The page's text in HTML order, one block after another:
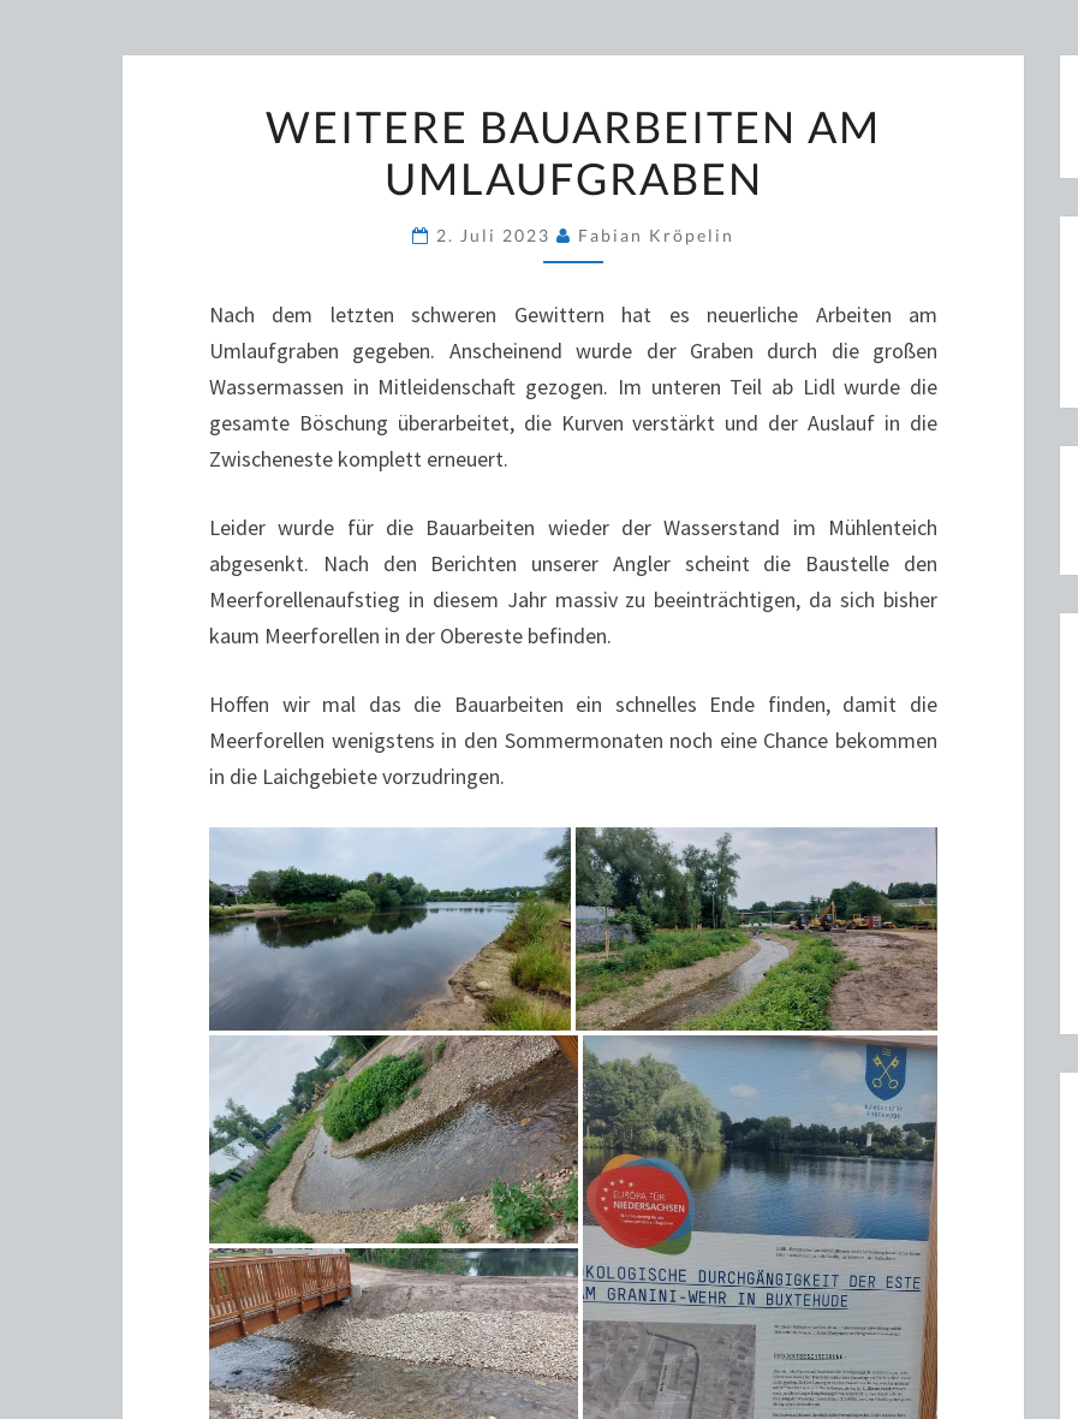
BAUARBEITEN
AM
UMLAUFGRABEN
WEITERE BAUARBEITEN AM
UMLAUFGRABEN
2. Juli 2023 Fabian Kröpelin
Nach dem letzten schweren Gewittern hat es neuerliche Arbeiten am
Umlaufgraben gegeben. Anscheinend wurde der Graben durch die großen
Wassermassen in Mitleidenschaft gezogen. Im unteren Teil ab Lidl wurde die
gesamte Böschung überarbeitet, die Kurven verstärkt und der Auslauf in die
Zwischeneste komplett erneuert.
Leider wurde für die Bauarbeiten wieder der Wasserstand im Mühlenteich
abgesenkt. Nach den Berichten unserer Angler scheint die Baustelle den
Meerforellenaufstieg in diesem Jahr massiv zu beeinträchtigen, da sich bisher
kaum Meerforellen in der Obereste befinden.
Hoffen wir mal das die Bauarbeiten ein schnelles Ende finden, damit die
Meerforellen wenigstens in den Sommermonaten noch eine Chance bekommen
in die Laichgebiete vorzudringen.